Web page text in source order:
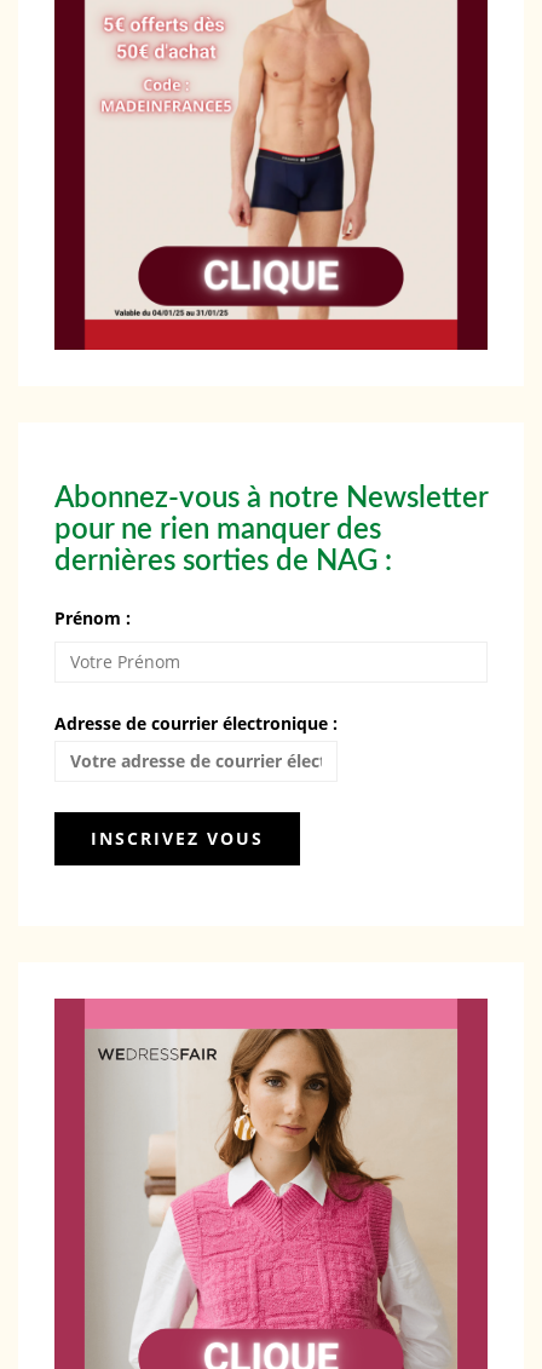
Abonnez-vous à notre Newsletter
pour ne rien manquer des
dernières sorties de NAG :
Prénom :
Adresse de courrier électronique :